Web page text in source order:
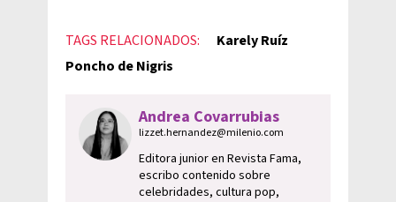
TAGS RELACIONADOS:
Karely Ruíz
Poncho de Nigris
Andrea Covarrubias
lizzet.hernandez@milenio.com
Editora junior en Revista Fama,
escribo contenido sobre
celebridades, cultura pop,